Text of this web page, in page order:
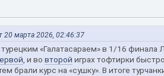
20 марта 2026, 02:46:37
«Галатасараем» в 1/16 финала
, и во второй играх тофтирки
брали курс на «сушку». В итоге